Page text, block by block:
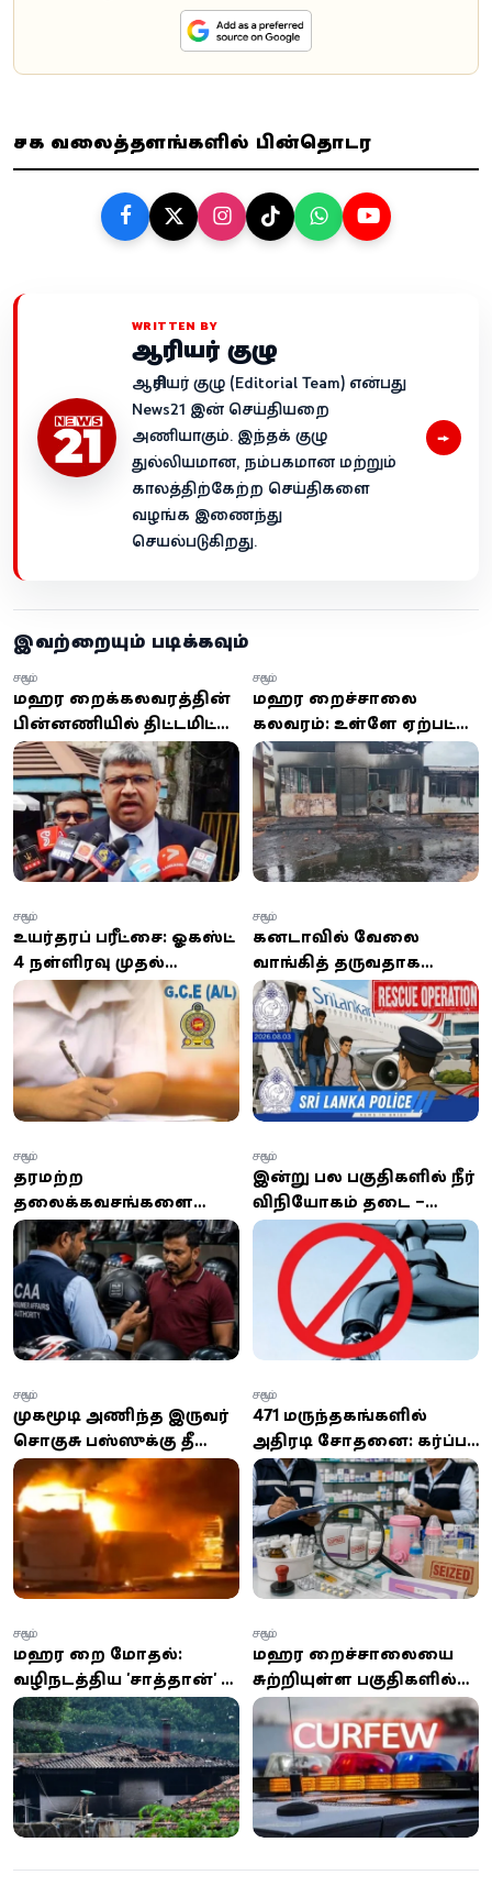
சமூக வலைத்தளங்களில் பின்தொடர
WRITTEN BY
ஆசிரியர் குழு
ஆசிரியர் குழு (Editorial Team) என்பது
News21 இன் செய்தியறை
அணியாகும். இந்தக் குழு
துல்லியமான, நம்பகமான மற்றும்
காலத்திற்கேற்ற செய்திகளை
வழங்க இணைந்து
செயல்படுகிறது.
→
இவற்றையும் படிக்கவும்
மஹர சிறைக்கலவரத்தின்
பின்னணியில் திட்டமிட்ட
சதி? நீதியமைச்சர்
ஹர்ஷன நாணயக்கார
சந்தேகம்
சமூகம்
மஹர சிறைச்சாலை
கலவரம்: உள்ளே ஏற்பட்ட
சேதங்களை
வெளிக்காட்டும்
புகைப்படங்கள்!
சமூகம்
உயர்தரப் பரீட்சை: ஓகஸ்ட்
4 நள்ளிரவு முதல்
மேலதிக வகுப்புகளுக்கு
அதிரடித் தடை!
சமூகம்
கனடாவில் வேலை
வாங்கித் தருவதாக
எத்தியோப்பியாவுக்கு
கடத்தப்பட்ட மூவர் மீட்பு:
கிளிநொச்சி சந்தேகநபர்
கைது!
சமூகம்
தரமற்ற
தலைக்கவசங்களை
விற்பனை செய்த கடை
மற்றும்
விநியோகஸ்தருக்கு
ரூ.10,000 அபராதம்
சமூகம்
இன்று பல பகுதிகளில் நீர்
விநியோகம் தடை –
உங்கள் பகுதி பட்டியலில்
உள்ளதா? முழு
விவரங்கள் இதோ!
சமூகம்
முகமூடி அணிந்த இருவர்
சொகுசு பஸ்ஸுக்கு தீ
வைப்பு - நூலிழையில்
உயிர் தப்பிய சாரதி,
நடத்துநர்!
சமூகம்
471 மருந்தகங்களில்
அதிரடி சோதனை: கர்ப்ப
பரிசோதனை கருவிகள்,
குழந்தைகளுக்கான
தயாரிப்புகளிலும்
விதிமீறல்!
சமூகம்
மஹர சிறை மோதல்:
வழிநடத்திய 'சாத்தான்' -
ரூ.15 கோடி சேதம் -
போதைப்பொருள்
தட்டுப்பாடே காரணம் -
முதற்கட்ட
விசாரணையில்
திடுக்கிடும் தகவல்கள்!
சமூகம்
மஹர சிறைச்சாலையை
சுற்றியுள்ள பகுதிகளில்
பொலிஸ் ஊரடங்கு
உத்தரவு
சமூகம்